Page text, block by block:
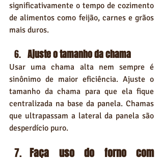
significativamente o tempo de cozimento
de alimentos como feijão, carnes e grãos
mais duros.
Ajuste o tamanho da chama
Usar uma chama alta nem sempre é
sinônimo de maior eficiência. Ajuste o
tamanho da chama para que ela fique
centralizada na base da panela. Chamas
que ultrapassam a lateral da panela são
desperdício puro.
Faça uso do forno com